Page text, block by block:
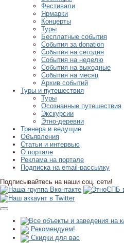
Фестивали
Ярмарки
Концерты
Туры
Бесплатные события
События за donation
События на сегодня
События на неделю
События на выходные
События на месяц
Архив событий
Туры и путешествия
Туры
Осознанные путешествия
Экскурсии
Этно-деревни
Тренера и ведущие
Объявления
Статьи и интервью
О портале
Реклама на портале
Подписка на email-рассылку
Подписывайтесь на наши соц. сети!
Рекомендуем!
Скидки для вас